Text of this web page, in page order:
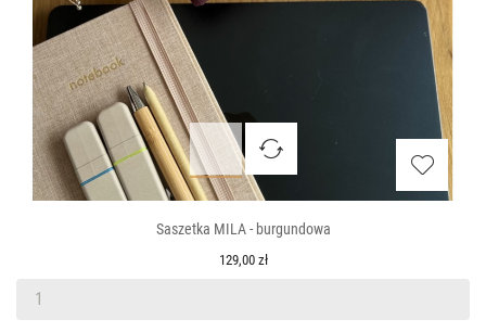
Saszetka MILA - burgundowa
129,00 zł